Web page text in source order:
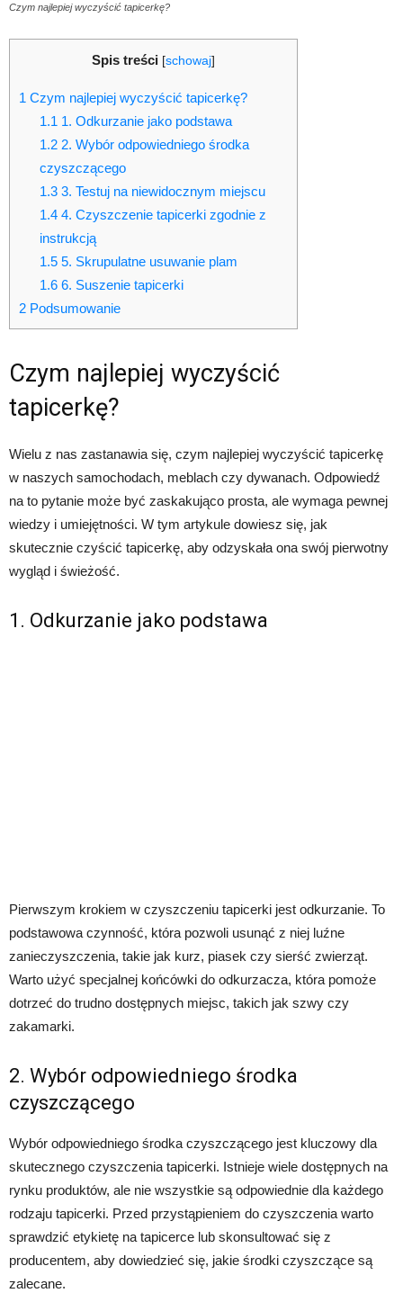
Czym najlepiej wyczyścić tapicerkę?
Spis treści [schowaj]
1 Czym najlepiej wyczyścić tapicerkę?
1.1 1. Odkurzanie jako podstawa
1.22. Wybór odpowiedniego środka
czyszczącego
1.33. Testuj na niewidocznym miejscu
1.44. Czyszczenie tapicerki zgodnie z
instrukcją
1.55. Skrupulatne usuwanie plam
1.66. Suszenie tapicerki
2 Podsumowanie
Czym najlepiej wyczyścić
tapicerkę?
Wielu z nas zastanawia się, czym najlepiej wyczyścić tapicerkę
w naszych samochodach, meblach czy dywanach. Odpowiedź
na to pytanie może być zaskakująco prosta, ale wymaga pewnej
wiedzy i umiejętności. W tym artykule dowiesz się, jak
skutecznie czyścić tapicerkę, aby odzyskała ona swój pierwotny
wygląd i świeżość.
1. Odkurzanie jako podstawa
Pierwszym krokiem w czyszczeniu tapicerki jest odkurzanie. To
podstawowa czynność, która pozwoli usunąć z niej luźne
zanieczyszczenia, takie jak kurz, piasek czy sierść zwierząt.
Warto użyć specjalnej końcówki do odkurzacza, która pomoże
dotrzeć do trudno dostępnych miejsc, takich jak szwy czy
zakamarki.
2. Wybór odpowiedniego środka
czyszczącego
Wybór odpowiedniego środka czyszczącego jest kluczowy dla
skutecznego czyszczenia tapicerki. Istnieje wiele dostępnych na
rynku produktów, ale nie wszystkie są odpowiednie dla każdego
rodzaju tapicerki. Przed przystąpieniem do czyszczenia warto
sprawdzić etykietę na tapicerce lub skonsultować się z
producentem, aby dowiedzieć się, jakie środki czyszczące są
zalecane.